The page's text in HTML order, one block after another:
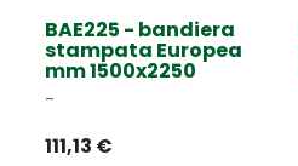
BAE225 - bandiera
stampata Europea
mm 1500x2250
-
111,13 €